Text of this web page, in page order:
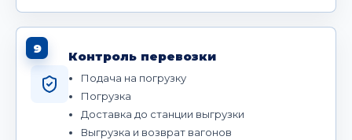
9
Контроль перевозки
Подача на погрузку
Погрузка
Доставка до станции выгрузки
Выгрузка и возврат вагонов